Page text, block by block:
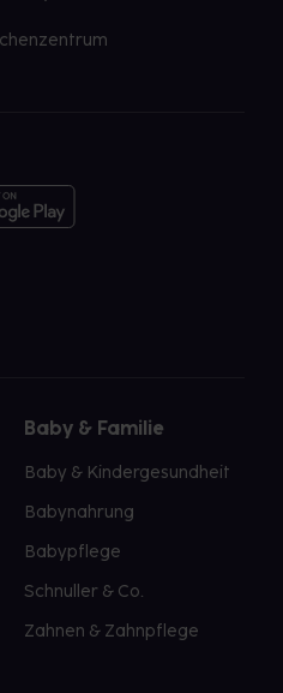
Baby & Familie
Baby & Kindergesundheit
Babynahrung
Babypflege
Schnuller & Co.
Zahnen & Zahnpflege